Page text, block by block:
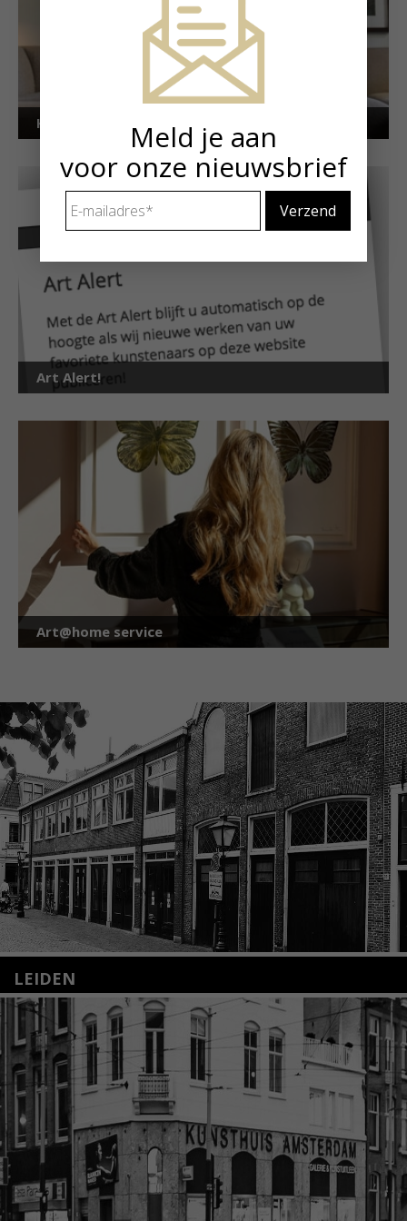
Kunstuitleen voor particulieren
Art Alert!
Art@home service
LEIDEN
Nieuwstraat 35
2312 KA Leiden
+31(0)71 – 52 84 480
info@kunsthuisleiden.nl
Lees meer
Meld je aan
voor onze nieuwsbrief
mailadres *